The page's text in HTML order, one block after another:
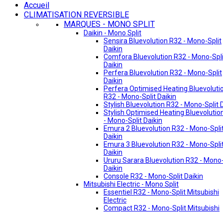
Accueil
CLIMATISATION REVERSIBLE
MARQUES - MONO SPLIT
Daikin - Mono Split
Sensira Bluevolution R32 - Mono-Split
Daikin
Comfora Bluevolution R32 - Mono-
Daikin
Perfera Bluevolution R32 - Mono-Split
Daikin
Perfera Optimised Heating
R32 - Mono-Split Daikin
Stylish Bluevolution R32 - Mono-Split
Stylish Optimised Heating
- Mono-Split Daikin
Emura 2 Bluevolution R32 - Mono-
Daikin
Emura 3 Bluevolution R32 - Mono-
Daikin
Ururu Sarara Bluevolution R32 -
Daikin
Console R32 - Mono-Split Daikin
Mitsubishi Electric - Mono Split
Essentiel R32 - Mono-Split Mitsubishi
Electric
Compact R32 - Mono-Split Mitsubishi